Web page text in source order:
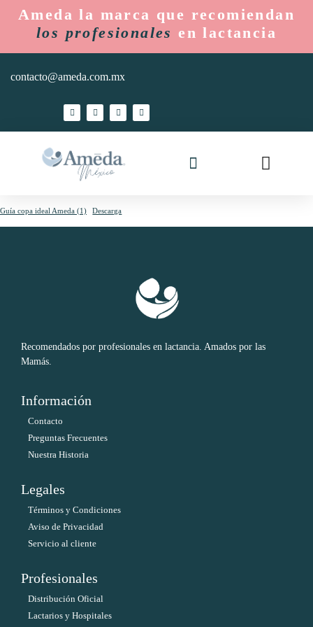
Ameda la marca que recomiendan
los profesionales en lactancia
contacto@ameda.com.mx
Guía copa ideal Ameda (1) Descarga
Recomendados por profesionales en lactancia. Amados por las
Mamás.
Información
Contacto
Preguntas Frecuentes
Nuestra Historia
Legales
Términos y Condiciones
Aviso de Privacidad
Servicio al cliente
Profesionales
Distribución Oficial
Lactarios y Hospitales